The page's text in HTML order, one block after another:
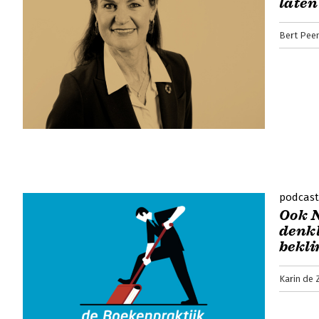
Bert
podcast
Ook
Karin de